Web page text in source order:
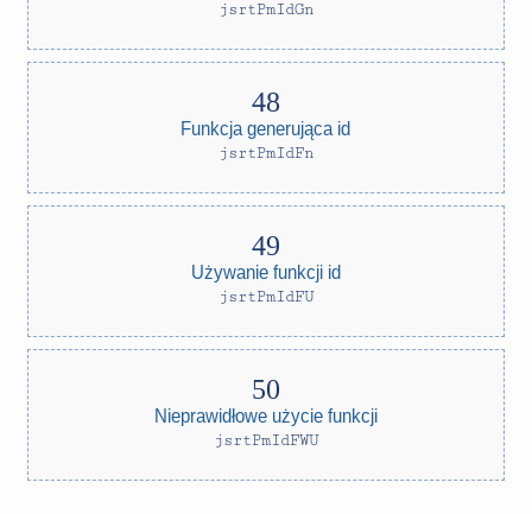
jsrtPmIdGn
Funkcja generująca id
jsrtPmIdFn
Używanie funkcji id
jsrtPmIdFU
Nieprawidłowe użycie funkcji
jsrtPmIdFWU